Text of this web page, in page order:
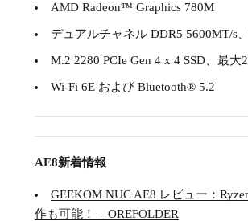
AMD Radeon™ Graphics 780M
デュアルチャネル DDR5 5600MT/s
M.2 2280 PCIe Gen 4 x 4 SSD、最大
Wi-Fi 6E および Bluetooth® 5.2
AE8新着情報
GEEKOM NUC AE8 レビュー：
作も可能！ – OREFOLDER